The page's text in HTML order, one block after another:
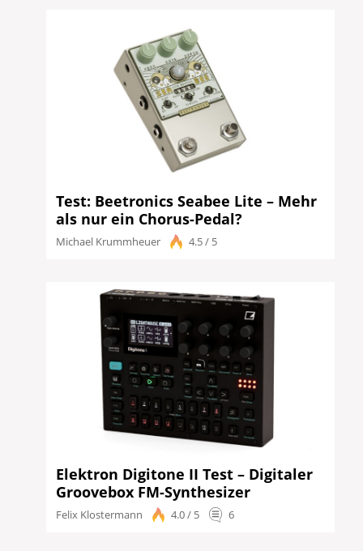
Test: Beetronics Seabee Lite – Mehr
als nur ein Chorus-Pedal?
Michael Krummheuer 4.5 / 5
Elektron Digitone II Test – Digitaler
Groovebox FM-Synthesizer
Felix Klostermann 4.0 / 5 6